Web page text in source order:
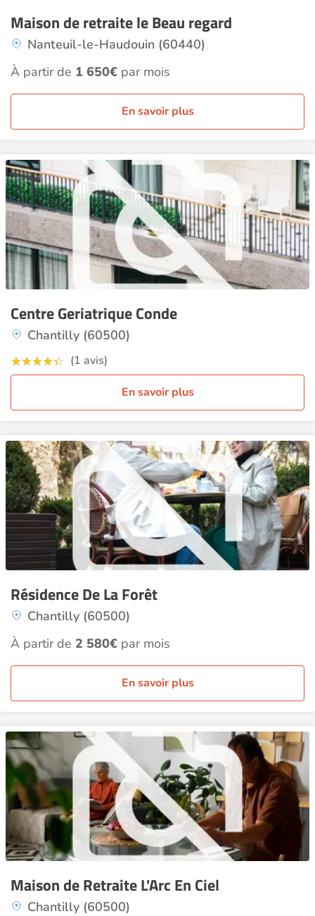
Maison de retraite le Beau regard
Nanteuil-le-Haudouin (60440)
À partir de 1 650€ par mois
En savoir plus
Centre Geriatrique Conde
Chantilly (60500)
(1 avis)
En savoir plus
Résidence De La Forêt
Chantilly (60500)
À partir de 2 580€ par mois
En savoir plus
Maison de Retraite L'Arc En Ciel
Chantilly (60500)